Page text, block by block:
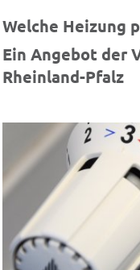
Welche Heizung
Ein Angebot der
Rheinland-Pfalz